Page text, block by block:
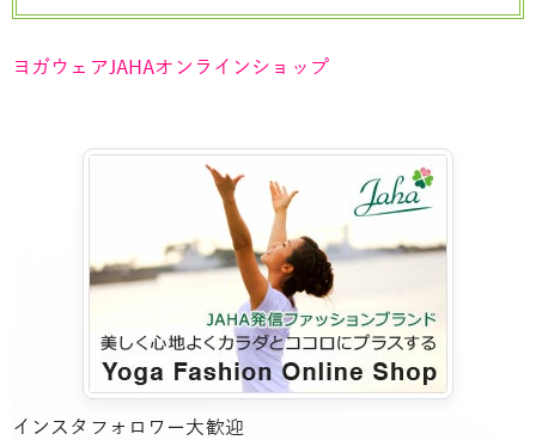
ヨガウェアJAHAオンラインショップ
インスタフォロワー大歓迎